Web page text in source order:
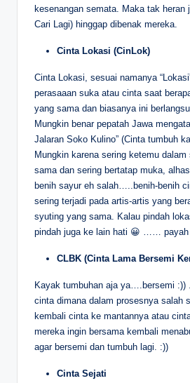
kesenangan semata. Maka tak heran
Cari Lagi) hinggap dibenak mereka.
Cinta Lokasi (CinLok)
Cinta Lokasi, sesuai namanya
perasaaan suka atau cinta saat
yang sama dan biasanya ini
Mungkin benar pepatah Jawa
Jalaran Soko Kulino” (Cinta tumbuh
Mungkin karena sering ketemu
sama dan sering bertatap muka,
benih sayur eh salah…..benih-benih
sering terjadi pada artis-artis yang
syuting yang sama. Kalau pindah
pindah juga ke lain hati 😀 ……
CLBK (Cinta Lama Bersemi
Kayak tumbuhan aja ya….bersemi :))
cinta dimana dalam prosesnya salah
kembali cinta ke mantannya atau
mereka ingin bersama kembali
agar bersemi dan tumbuh lagi. :))
Cinta Sejati